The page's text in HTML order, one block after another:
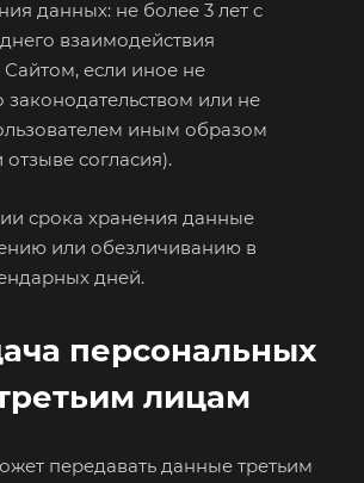
данных: не более 3 лет с
взаимодействия
Сайтом, если иное не
законодательством или не
иным образом
согласия).
срока хранения данные
или обезличиванию в
дней.
персональных
лицам
передавать данные третьим